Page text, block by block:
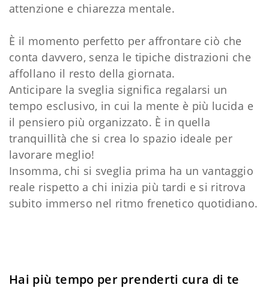
attenzione e chiarezza mentale.
È il momento perfetto per affrontare ciò che
conta davvero, senza le tipiche distrazioni che
affollano il resto della giornata.
Anticipare la sveglia significa regalarsi un
tempo esclusivo, in cui la mente è più lucida e
il pensiero più organizzato. È in quella
tranquillità che si crea lo spazio ideale per
lavorare meglio!
Insomma, chi si sveglia prima ha un vantaggio
reale rispetto a chi inizia più tardi e si ritrova
subito immerso nel ritmo frenetico quotidiano.
Hai più tempo per prenderti cura di te